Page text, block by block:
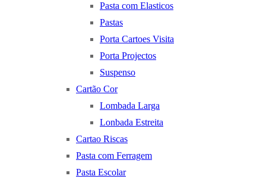
Pasta com Elasticos
Pastas
Porta Cartoes Visita
Porta Projectos
Suspenso
Cartão Cor
Lombada Larga
Lonbada Estreita
Cartao Riscas
Pasta com Ferragem
Pasta Escolar